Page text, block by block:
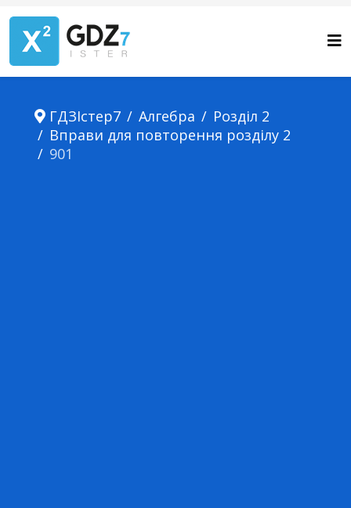
ГДЗІстер7 Алгебра
Розділ 2
Вправи для повторення розділу 2
901